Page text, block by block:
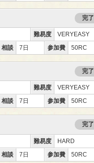
完了
難易度
VERYEASY
相談 7日 参加費 50RC
完了
難易度
VERYEASY
相談 7日 参加費 50RC
完了
難易度
HARD
相談 7日 参加費 50RC